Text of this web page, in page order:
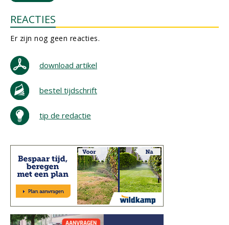
REACTIES
Er zijn nog geen reacties.
download artikel
bestel tijdschrift
tip de redactie